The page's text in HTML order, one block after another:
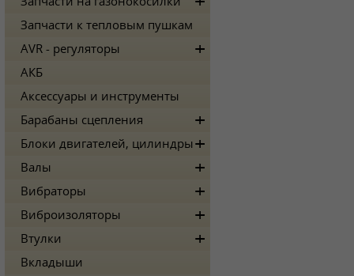
Запчасти к тепловым пушкам
AVR - регуляторы
АКБ
Аксессуары и инструменты
Барабаны сцепления
Блоки двигателей, цилиндры
Валы
Вибраторы
Виброизоляторы
Втулки
Вкладыши